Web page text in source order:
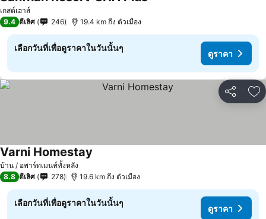
เกสต์เฮาส์
9.4 ดีเลิศ 246 19.4 km ถึง ตัวเมือง
เลือกวันที่เพื่อดูราคาในวันนั้นๆ
ดูราคา
แชร์ เ
บ้าน / อพาร์ทเมนท์ทั้งหลัง
Varni Homestay
8.8 ดีเลิศ 278 19.6 km ถึง ตัวเมือง
เลือกวันที่เพื่อดูราคาในวันนั้นๆ
ดูราคา